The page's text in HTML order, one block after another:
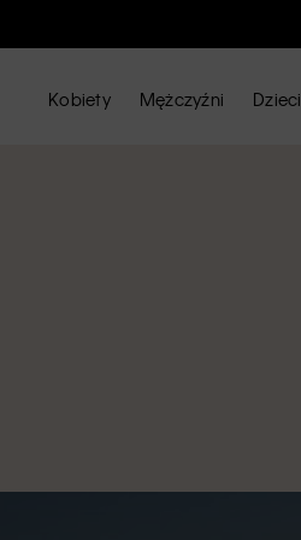
Kobiety Mężczyźni Dzieci